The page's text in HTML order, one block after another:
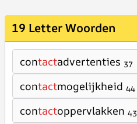
19 Letter Woorden
contactadvertenties 37
contactmogelijkheid 44
contactoppervlakken 43